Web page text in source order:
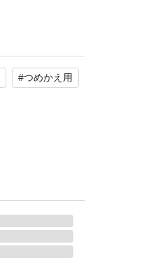
#つめかえ用